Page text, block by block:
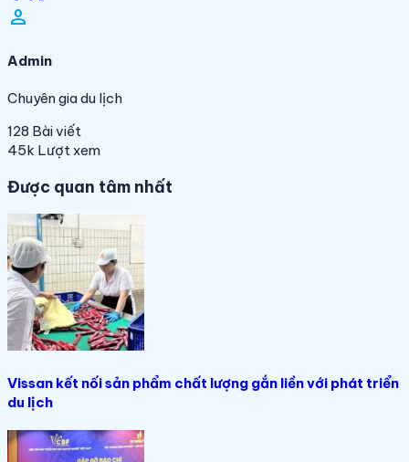
person_filled
Admin
Chuyên gia du lịch
128 Bài viết
45k Lượt xem
Được quan tâm nhất
Vissan kết nối sản phẩm chất lượng gắn liền với phát triển
du lịch